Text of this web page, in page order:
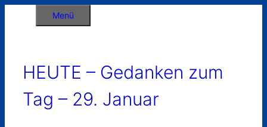
Menü
HEUTE – Gedanken zum
Tag – 29. Januar